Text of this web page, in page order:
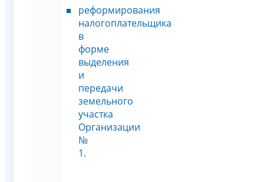
реформирования
налогоплательщика
в
форме
выделения
и
передачи
земельного
участка
Организации
№
1.